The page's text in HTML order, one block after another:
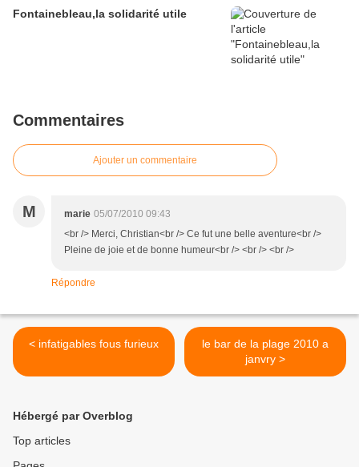
Fontainebleau,la solidarité utile
Commentaires
Ajouter un commentaire
M marie 05/07/2010 09:43
<br /> Merci, Christian<br /> Ce fut une belle aventure<br />
Pleine de joie et de bonne humeur<br /> <br /> <br />
Répondre
< infatigables fous furieux
le bar de la plage 2010 a
janvry >
Hébergé par Overblog
Top articles